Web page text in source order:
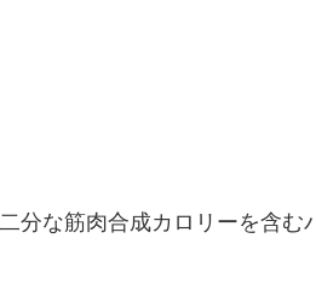
分な筋肉合成カロリーを含む